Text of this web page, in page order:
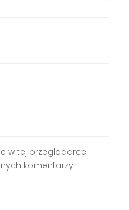
w tej przeglądarce
komentarzy.